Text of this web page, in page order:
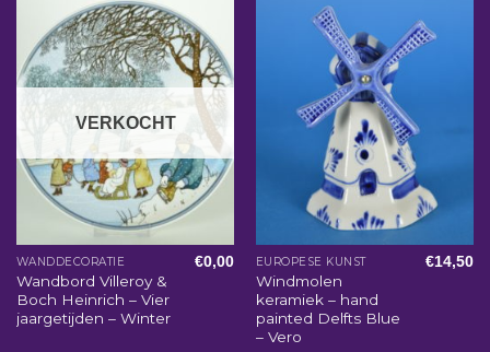
VERKOCHT
WANDDECORATIE
Wandbord Villeroy &
Boch Heinrich – Vier
jaargetijden – Winter
€0,00 EUROPESE KUNST
Windmolen
keramiek – hand
painted Delfts Blue
– Vero
€14,50